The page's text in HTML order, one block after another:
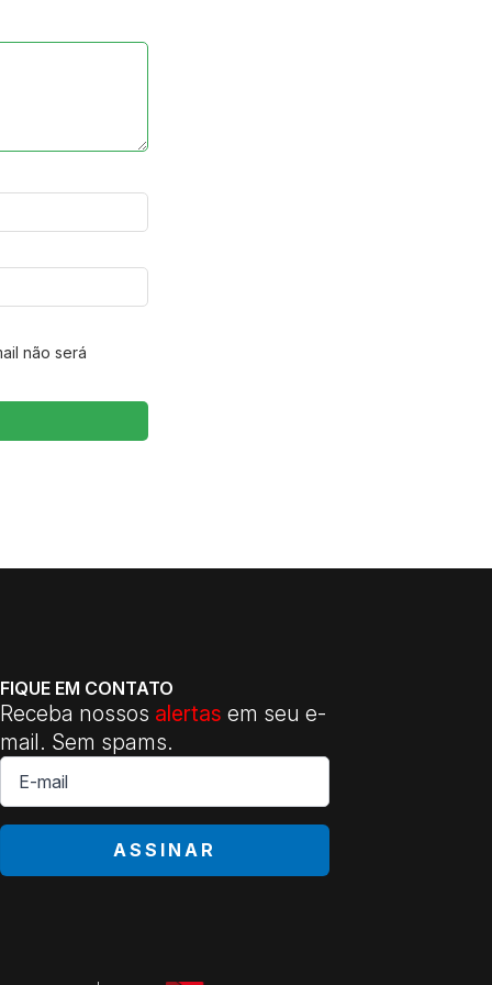
não será
FIQUE EM CONTATO
Receba nossos alertas em seu e-
mail. Sem spams.
E-
mail
ASSINAR